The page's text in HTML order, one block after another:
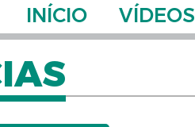
INÍCIO VÍDEOS